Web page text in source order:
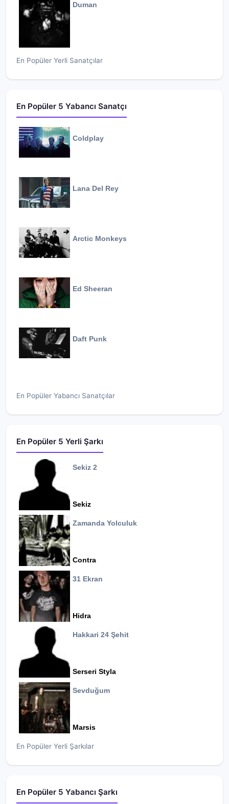
Duman
En Popüler Yerli Sanatçılar
En Popüler 5 Yabancı Sanatçı
Coldplay
Lana Del Rey
Arctic Monkeys
Ed Sheeran
Daft Punk
En Popüler Yabancı Sanatçılar
En Popüler 5 Yerli Şarkı
Sekiz 2
Sekiz
Zamanda Yolculuk
Contra
31 Ekran
Hidra
Hakkari 24 Şehit
Serseri Styla
Sevduğum
Marsis
En Popüler Yerli Şarkılar
En Popüler 5 Yabancı Şarkı